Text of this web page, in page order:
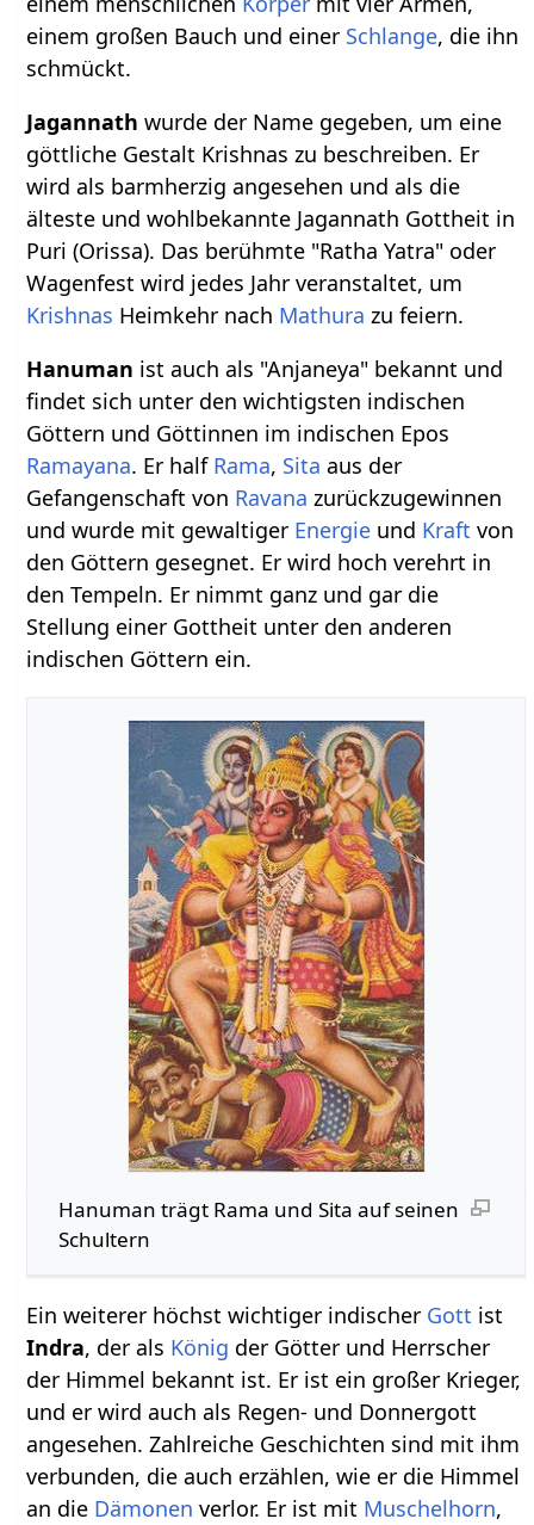
einem großen Bauch und einer Schlange, die ihn
schmückt.
Jagannath wurde der Name gegeben, um eine
göttliche Gestalt Krishnas zu beschreiben. Er
wird als barmherzig angesehen und als die
älteste und wohlbekannte Jagannath Gottheit in
Puri (Orissa). Das berühmte "Ratha Yatra" oder
Wagenfest wird jedes Jahr veranstaltet, um
Krishnas Heimkehr nach Mathura zu feiern.
Hanuman ist auch als "Anjaneya" bekannt und
findet sich unter den wichtigsten indischen
Göttern und Göttinnen im indischen Epos
Ramayana. Er half Rama, Sita aus der
Gefangenschaft von Ravana zurückzugewinnen
und wurde mit gewaltiger Energie und Kraft von
den Göttern gesegnet. Er wird hoch verehrt in
den Tempeln. Er nimmt ganz und gar die
Stellung einer Gottheit unter den anderen
indischen Göttern ein.
Hanuman trägt Rama und Sita auf seinen
Schultern
Ein weiterer höchst wichtiger indischer Gott ist
Indra, der als König der Götter und Herrscher
der Himmel bekannt ist. Er ist ein großer Krieger,
und er wird auch als Regen- und Donnergott
angesehen. Zahlreiche Geschichten sind mit ihm
verbunden, die auch erzählen, wie er die Himmel
an die Dämonen verlor. Er ist mit Muschelhorn,